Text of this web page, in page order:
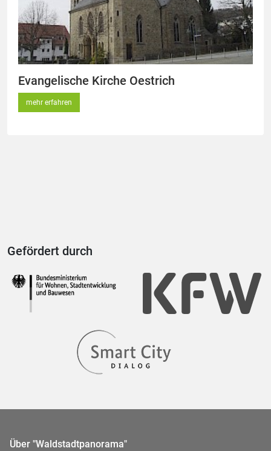
Evangelische Kirche Oestrich
mehr erfahren
Gefördert durch
Über "Waldstadtpanorama"